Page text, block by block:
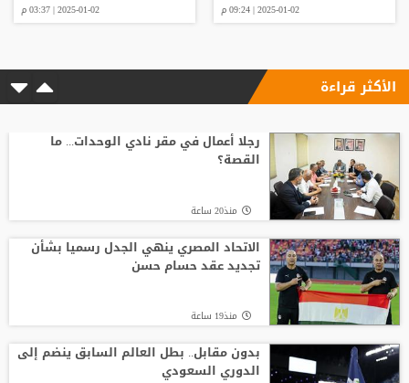
2025-01-02 | 09:24 م 2025-01-02 | 03:37 م
الأكثر قراءة
رجلا أعمال في مقر نادي الوحدات... ما
القصة؟
منذ20 ساعة
الاتحاد المصري ينهي الجدل رسميا بشأن
تجديد عقد حسام حسن
منذ19 ساعة
بدون مقابل.. بطل العالم السابق ينضم إلى
الدوري السعودي